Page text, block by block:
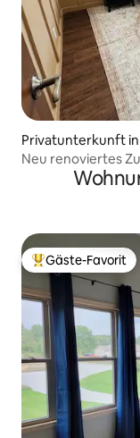
Privatunterkunft in
Neu renoviertes
Shipshewana
Beliebter Gäste-
Gäste-Favorit